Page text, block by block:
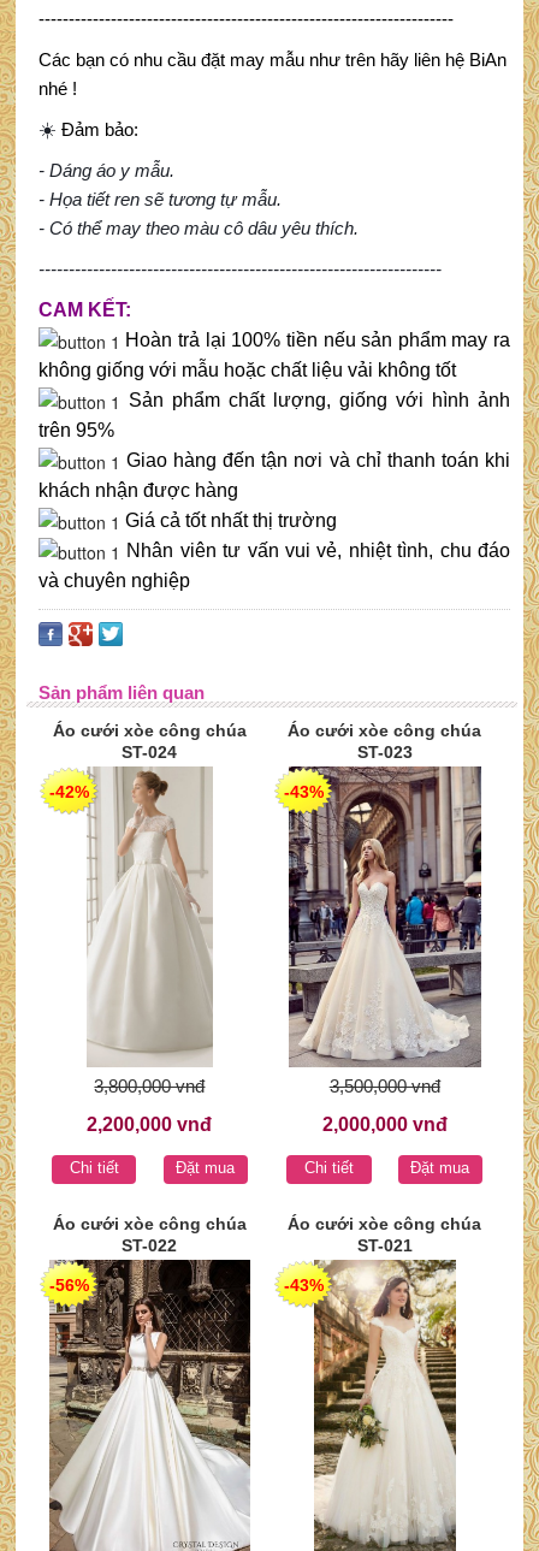
---------------------------------------------------------------------
Các bạn có nhu cầu đặt may mẫu như trên hãy liên hệ BiAn
nhé !
☀️ Đảm bảo:
- Dáng áo y mẫu.
- Họa tiết ren sẽ tương tự mẫu.
- Có thể may theo màu cô dâu yêu thích.
-------------------------------------------------------------------
CAM KẾT:
Hoàn trả lại 100% tiền nếu sản phẩm may ra
không giống với mẫu hoặc chất liệu vải không tốt
Sản phẩm chất lượng, giống với hình ảnh
trên 95%
Giao hàng đến tận nơi và chỉ thanh toán khi
khách nhận được hàng
Giá cả tốt nhất thị trường
Nhân viên tư vấn vui vẻ, nhiệt tình, chu đáo
và chuyên nghiệp
Sản phẩm liên quan
Áo cưới xòe công chúa
ST-024
-42%
3,800,000 vnđ
2,200,000 vnđ
Chi tiết Đặt mua
Áo cưới xòe công chúa
ST-023
-43%
3,500,000 vnđ
2,000,000 vnđ
Chi tiết Đặt mua
Áo cưới xòe công chúa
ST-022
-56%
Áo cưới xòe công chúa
ST-021
-43%